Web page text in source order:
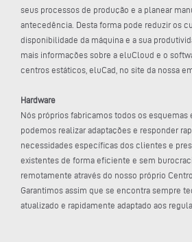
seus processos de produção e a planear
antecedência. Desta forma pode reduzir os
disponibilidade da máquina e a sua
mais informações sobre a eluCloud e o
centros estáticos, eluCad, no site da nossa
Hardware
Nós próprios fabricamos todos os esquemas
podemos realizar adaptações e responder
necessidades específicas dos clientes e
existentes de forma eficiente e sem
remotamente através do nosso próprio
Garantimos assim que se encontra sempre
atualizado e rapidamente adaptado aos